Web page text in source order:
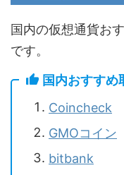
国内の仮想通貨お
です。
国内おすすめ
Coincheck
GMOコイン
bitbank